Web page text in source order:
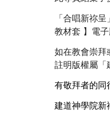
「合唱新祢
教材套 】電
如在教會崇拜
註明版權屬「
有敬拜者的同
建道神學院新